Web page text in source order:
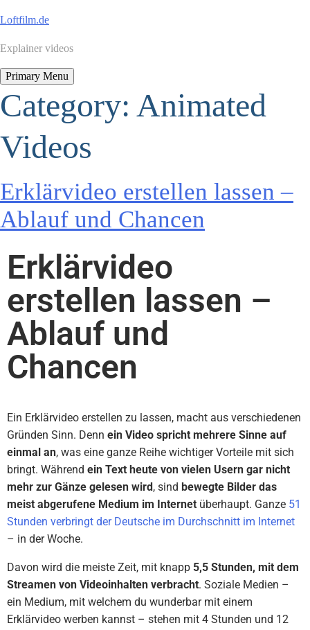
Loftfilm.de
Explainer videos
Primary Menu
Category: Animated
Videos
Erklärvideo erstellen lassen –
Ablauf und Chancen
Erklärvideo
erstellen lassen –
Ablauf und
Chancen
Ein Erklärvideo erstellen zu lassen, macht aus verschiedenen
Gründen Sinn. Denn ein Video spricht mehrere Sinne auf
einmal an, was eine ganze Reihe wichtiger Vorteile mit sich
bringt. Während ein Text heute von vielen Usern gar nicht
mehr zur Gänze gelesen wird, sind bewegte Bilder das
meist abgerufene Medium im Internet überhaupt. Ganze 51
Stunden verbringt der Deutsche im Durchschnitt im Internet
– in der Woche.
Davon wird die meiste Zeit, mit knapp 5,5 Stunden, mit dem
Streamen von Videoinhalten verbracht. Soziale Medien –
ein Medium, mit welchem du wunderbar mit einem
Erklärvideo werben kannst – stehen mit 4 Stunden und 12